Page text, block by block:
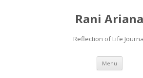
Rani Ariana
Reflection of Life
Menu Skip
content